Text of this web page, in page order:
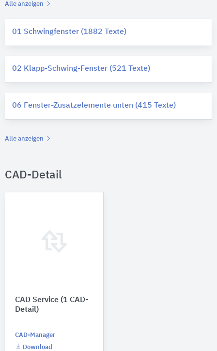
Alle anzeigen
01 Schwingfenster (1882 Texte)
02 Klapp-Schwing-Fenster (521 Texte)
06 Fenster-Zusatzelemente unten (415 Texte)
Alle anzeigen
CAD-Detail
CAD Service (1 CAD-
Detail)
CAD-Manager
Download